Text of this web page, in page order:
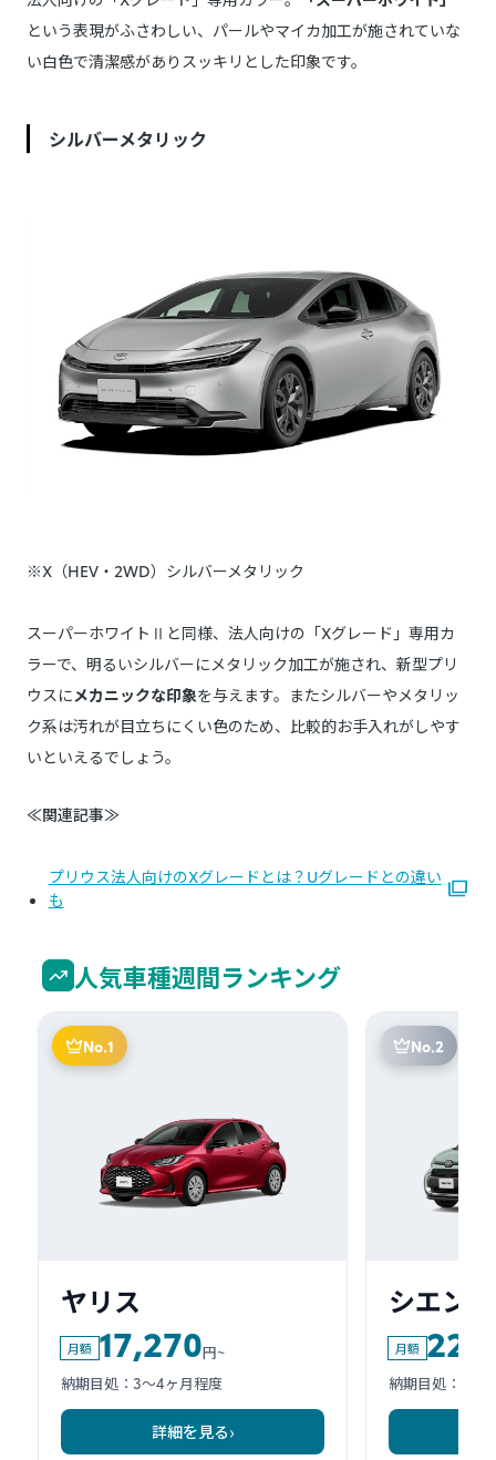
という表現がふさわしい、パールやマイカ加工が施されていな
い白色で清潔感がありスッキリとした印象です。
シルバーメタリック
※X（HEV・2WD）シルバーメタリック
スーパーホワイトⅡと同様、法人向けの「Xグレード」専用カ
ラーで、明るいシルバーにメタリック加工が施され、新型プリ
ウスにメカニックな印象を与えます。またシルバーやメタリッ
ク系は汚れが目立ちにくい色のため、比較的お手入れがしやす
いといえるでしょう。
≪関連記事≫
プリウス法人向けのXグレードとは？Uグレードとの違い
も